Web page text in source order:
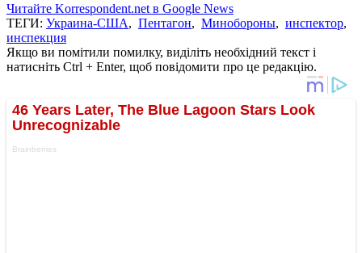
Читайте Korrespondent.net в Google News
ТЕГИ: Украина-США, Пентагон, Минобороны, инспектор,
инспекция
Якщо ви помітили помилку, виділіть необхідний текст і
натисніть Ctrl + Enter, щоб повідомити про це редакцію.